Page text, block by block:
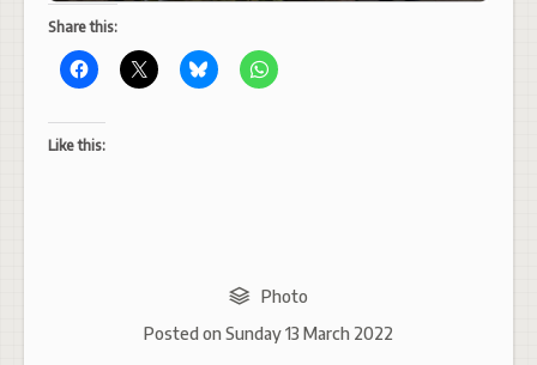
Share this:
Like this:
Photo
Posted on Sunday 13 March 2022